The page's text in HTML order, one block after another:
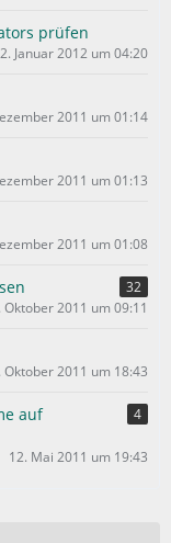
prüfen
2. Januar 2012 um 04:20
2011 um 01:14
2011 um 01:13
2011 um 01:08
32
Oktober 2011 um 09:11
Oktober 2011 um 18:43
auf
4
12. Mai 2011 um 19:43